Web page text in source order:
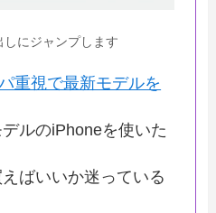
にジャンプします
重視で最新モデルを
ルのiPhoneを使いた
ばいいか迷っている